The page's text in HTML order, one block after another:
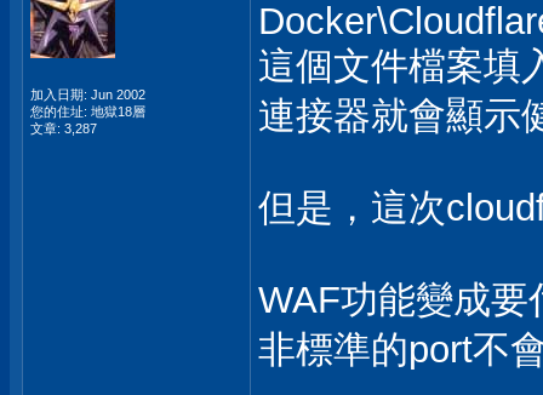
加入日期: Jun 2002
您的住址: 地獄18層
文章: 3,287
這個文件檔案填
連接器就會顯示
但是，這次
WAF功能變成要
非標準的port不